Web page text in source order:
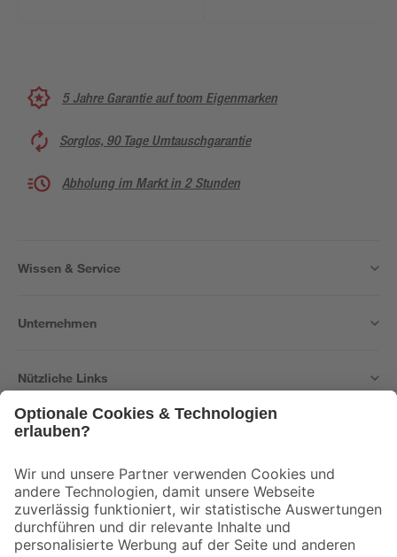
5 Jahre Garantie auf toom Eigenmarken
Sorglos, 90 Tage Umtauschgarantie
Abholung im Markt in 2 Stunden
Wissen & Service
Unternehmen
Nützliche Links
Der toom Newsletter: Keine Angebote und Aktionen mehr verpassen!
Zur Newsletter Anmeldung